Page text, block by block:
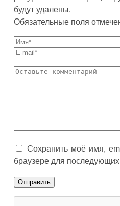
будут удалены.
Обязательные поля
Сохранить моё имя,
браузере для